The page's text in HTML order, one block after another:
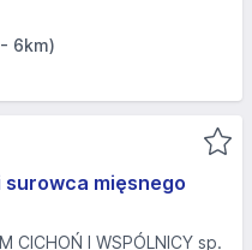
6km)
mięsnego
CICHOŃ I WSPÓLNICY sp.